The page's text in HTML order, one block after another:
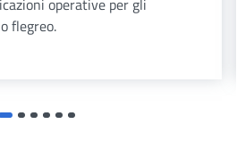
operative per gli
flegreo.